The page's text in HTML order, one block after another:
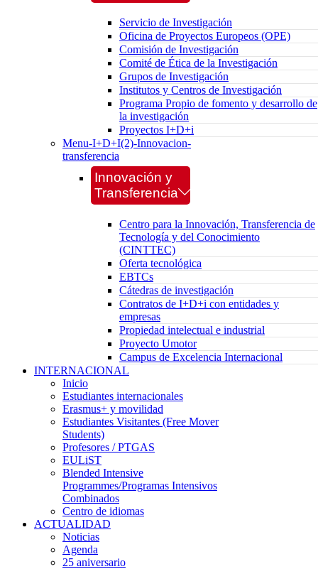
Servicio de Investigación
Oficina de Proyectos Europeos (OPE)
Comisión de Investigación
Comité de Ética de la Investigación
Grupos de Investigación
Institutos y Centros de Investigación
Programa Propio de fomento y desarrollo de
la investigación
Proyectos I+D+i
Menu-I+D+I(2)-Innovacion-
transferencia
Innovación y
Transferencia
Centro para la Innovación, Transferencia de
Tecnología y del Conocimiento
(CINTTEC)
Oferta tecnológica
EBTCs
Cátedras de investigación
Contratos de I+D+i con entidades y
empresas
Propiedad intelectual e industrial
Proyecto Umotor
Campus de Excelencia Internacional
INTERNACIONAL
Inicio
Estudiantes internacionales
Erasmus+ y movilidad
Estudiantes Visitantes (Free Mover
Students)
Profesores / PTGAS
EULiST
Blended Intensive
Programmes/Programas Intensivos
Combinados
Centro de idiomas
ACTUALIDAD
Noticias
Agenda
25 aniversario